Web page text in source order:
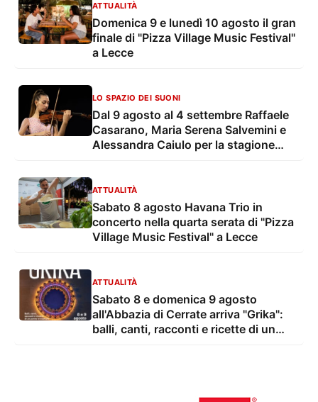
ATTUALITÀ
Domenica 9 e lunedì 10 agosto il gran
finale di "Pizza Village Music Festival"
a Lecce
LO SPAZIO DEI SUONI
Dal 9 agosto al 4 settembre Raffaele
Casarano, Maria Serena Salvemini e
Alessandra Caiulo per la stagione
ATTUALITÀ
Sabato 8 agosto Havana Trio in
concerto nella quarta serata di "Pizza
Village Music Festival" a Lecce
ATTUALITÀ
Sabato 8 e domenica 9 agosto
all'Abbazia di Cerrate arriva "Grika":
balli, canti, racconti e ricette di un